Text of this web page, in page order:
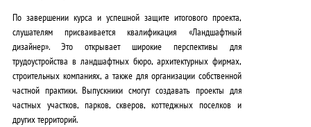
По завершении курса и успешной защите итогового проекта,
слушателям присваиваетсяквалификация «Ландшафтный
дизайнер». Это открывает широкие перспективы для
трудоустройства в ландшафтных бюро, архитектурных фирмах,
строительных компаниях, а также для организации собственной
частной практики. Выпускники смогут создавать проекты для
частных участков, парков, скверов, коттеджных поселков и
других территорий.